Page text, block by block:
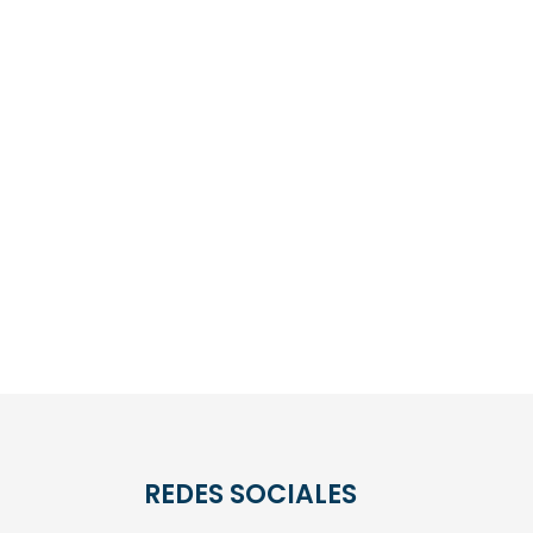
REDES SOCIALES